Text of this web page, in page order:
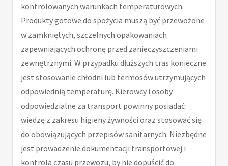
kontrolowanych warunkach temperaturowych.
Produkty gotowe do spożycia muszą być przewożone
w zamkniętych, szczelnych opakowaniach
zapewniających ochronę przed zanieczyszczeniami
zewnętrznymi. W przypadku dłuższych tras konieczne
jest stosowanie chłodni lub termosów utrzymujących
odpowiednią temperaturę. Kierowcy i osoby
odpowiedzialne za transport powinny posiadać
wiedzę z zakresu higieny żywności oraz stosować się
do obowiązujących przepisów sanitarnych. Niezbędne
jest prowadzenie dokumentacji transportowej i
kontrola czasu przewozu, by nie dopuścić do